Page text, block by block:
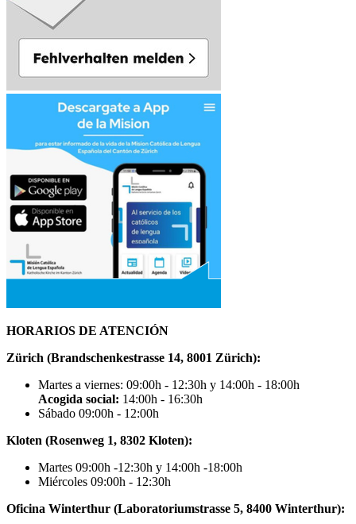
HORARIOS DE ATENCIÓN
Zürich (Brandschenkestrasse 14, 8001 Zürich):
Martes a viernes: 09:00h - 12:30h y 14:00h - 18:00h
Acogida social: 14:00h - 16:30h
Sábado 09:00h - 12:00h
Kloten (Rosenweg 1, 8302 Kloten):
Martes 09:00h -12:30h y 14:00h -18:00h
Miércoles 09:00h - 12:30h
Oficina Winterthur (Laboratoriumstrasse 5, 8400 Winterthur):